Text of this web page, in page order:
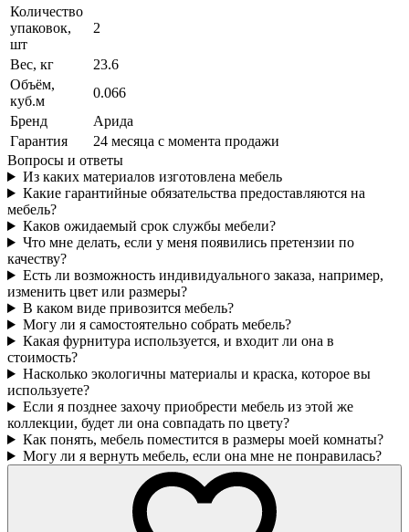
Количество
упаковок,
шт
2
Вес, кг
23.6
Объём,
куб.м
0.066
Бренд
Арида
Гарантия
24 месяца с момента продажи
Вопросы и ответы
Из каких материалов изготовлена мебель
Какие гарантийные обязательства предоставляются на
мебель?
Каков ожидаемый срок службы мебели?
Что мне делать, если у меня появились претензии по
качеству?
Есть ли возможность индивидуального заказа, например,
изменить цвет или размеры?
В каком виде привозится мебель?
Могу ли я самостоятельно собрать мебель?
Какая фурнитура используется, и входит ли она в
стоимость?
Насколько экологичны материалы и краска, которое вы
используете?
Если я позднее захочу приобрести мебель из этой же
коллекции, будет ли она совпадать по цвету?
Как понять, мебель поместится в размеры моей комнаты?
Могу ли я вернуть мебель, если она мне не понравилась?